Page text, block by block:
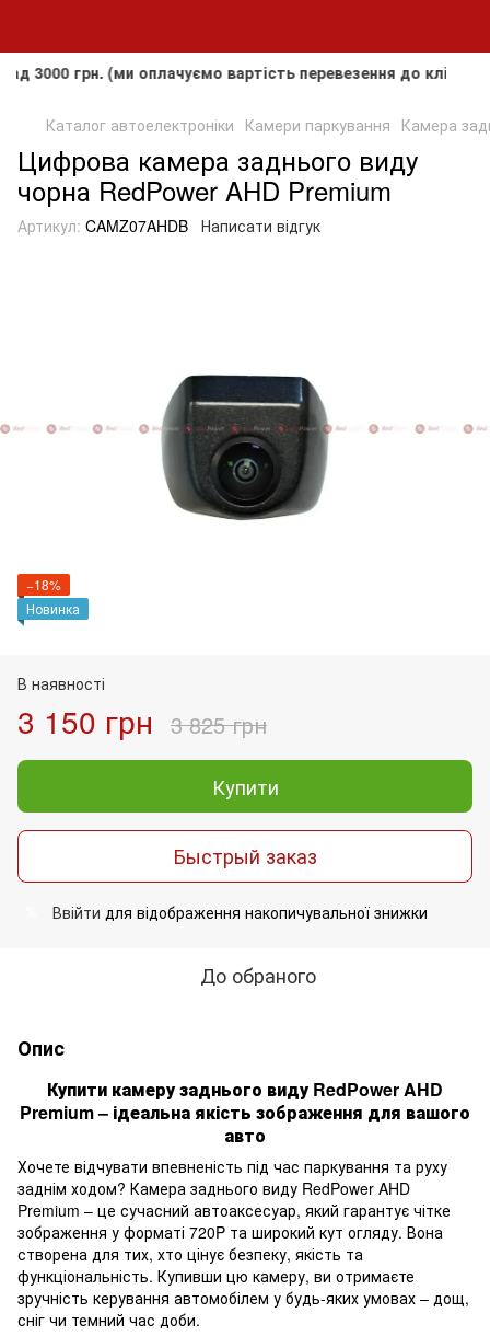
(ми оплачуємо вартість перевезення до клієнта,
Каталог автоелектроніки Камери паркування Камера
Цифрова камера заднього виду
чорна RedPower AHD Premium
Артикул: CAMZ07AHDB Написати відгук
−18%
Новинка
В наявності
3 150 грн 3 825 грн
Купити
Быстрый заказ
Ввійти для відображення накопичувальної знижки
До обраного
Опис
Купити камеру заднього виду RedPower AHD
Premium – ідеальна якість зображення для вашого
авто
Хочете відчувати впевненість під час паркування та руху
заднім ходом? Камера заднього виду RedPower AHD
Premium – це сучасний автоаксесуар, який гарантує чітке
зображення у форматі 720P та широкий кут огляду. Вона
створена для тих, хто цінує безпеку, якість та
функціональність. Купивши цю камеру, ви отримаєте
зручність керування автомобілем у будь-яких умовах – дощ,
сніг чи темний час доби.